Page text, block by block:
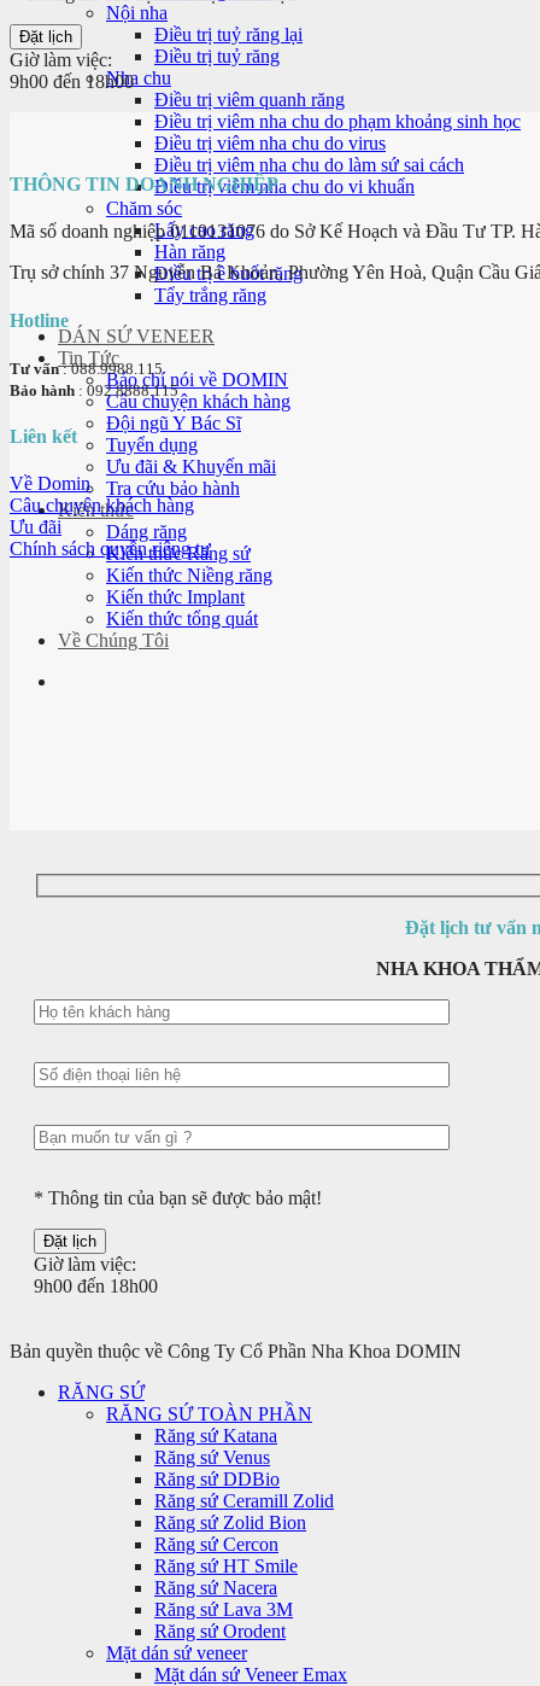
Nội nha
Điều trị tuỷ răng lại
Điều trị tuỷ răng
Nha chu
Điều trị viêm quanh răng
Điều trị viêm nha chu do phạm khoảng sinh học
Điều trị viêm nha chu do virus
Điều trị viêm nha chu do làm sứ sai cách
Điều trị viêm nha chu do vi khuẩn
Chăm sóc
Lấy cao răng
Hàn răng
Điều trị ê buốt răng
Tẩy trắng răng
DÁN SỨ VENEER
Tin Tức
Báo chí nói về DOMIN
Câu chuyện khách hàng
Đội ngũ Y Bác Sĩ
Tuyển dụng
Ưu đãi & Khuyến mãi
Tra cứu bảo hành
Kiến thức
Dáng răng
Kiến thức Răng sứ
Kiến thức Niềng răng
Kiến thức Implant
Kiến thức tổng quát
Về Chúng Tôi
Giờ làm việc:
9h00 đến 18h00
THÔNG TIN DOANH NGHIỆP
Mã số doanh nghiệp 0110131076 do Sở Kế Hoạch và Đầu Tư TP.
Trụ sở chính 37 Nguyễn Bá Khoản, Phường Yên Hoà, Quận Cầu
Hotline
Tư vấn: 088.9988.115
Bảo hành : 092.8888.115
Liên kết
Về Domin
Câu chuyện khách hàng
Ưu đãi
Chính sách quyền riêng tư
Đặt lịch tư vấn
NHA KHOA
* Thông tin của bạn sẽ được bảo mật!
Giờ làm việc:
9h00 đến 18h00
Bản quyền thuộc về Công Ty Cổ Phần Nha Khoa DOMIN
RĂNG SỨ
RĂNG SỨ TOÀN PHẦN
Răng sứ Katana
Răng sứ Venus
Răng sứ DDBio
Răng sứ Ceramill Zolid
Răng sứ Zolid Bion
Răng sứ Cercon
Răng sứ HT Smile
Răng sứ Nacera
Răng sứ Lava 3M
Răng sứ Orodent
Mặt dán sứ veneer
Mặt dán sứ Veneer Emax